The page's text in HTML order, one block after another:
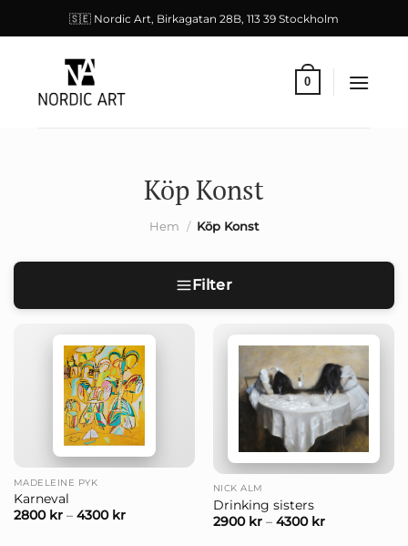
to
🇸🇪 Nordic Art, Birkagatan 28B, 113 39 Stockholm
0
Köp Konst
Hem / Köp Konst
Filter
MADELEINE PYK
Karneval
2800 kr– 4300 kr
NICK ALM
Drinking sisters
2900 kr– 4300 kr